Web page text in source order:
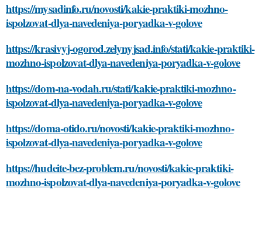
https://mysadinfo.ru/novosti/kakie-praktiki-mozhno-
ispolzovat-dlya-navedeniya-poryadka-v-golove
https://krasivyj-ogorod.zelynyjsad.info/stati/kakie-praktiki-
mozhno-ispolzovat-dlya-navedeniya-poryadka-v-golove
https://dom-na-vodah.ru/stati/kakie-praktiki-mozhno-
ispolzovat-dlya-navedeniya-poryadka-v-golove
https://doma-otido.ru/novosti/kakie-praktiki-mozhno-
ispolzovat-dlya-navedeniya-poryadka-v-golove
https://hudeite-bez-problem.ru/novosti/kakie-praktiki-
mozhno-ispolzovat-dlya-navedeniya-poryadka-v-golove